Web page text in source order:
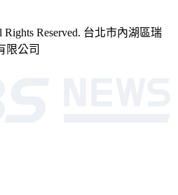
Reserved. 台北市內湖區瑞
限公司